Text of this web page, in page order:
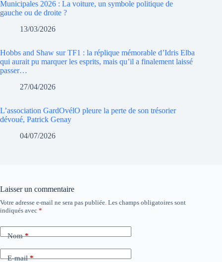
Municipales 2026 : La voiture, un symbole politique de
gauche ou de droite ?
13/03/2026
Hobbs and Shaw sur TF1 : la réplique mémorable d’Idris Elba
qui aurait pu marquer les esprits, mais qu’il a finalement laissé
passer…
27/04/2026
L’association GardOvélO pleure la perte de son trésorier
dévoué, Patrick Genay
04/07/2026
Laisser un commentaire
Votre adresse e-mail ne sera pas publiée. Les champs obligatoires sont
indiqués avec *
Nom*
E-mail*